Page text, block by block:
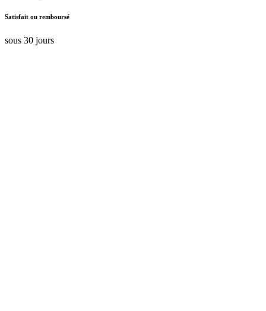
Satisfait ou remboursé
sous 30 jours